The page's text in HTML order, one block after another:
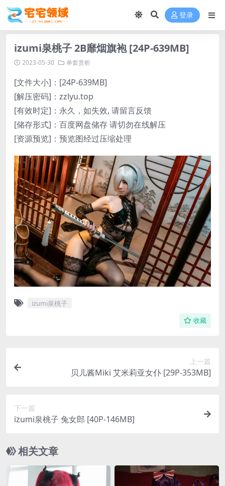
登录
izumi泉桃子 2B靡烟旗袍 [24P-639MB]
2023-05-30 单套赏析
[文件大小]：[24P-639MB]
[解压密码]：zzlyu.top
[有效时定]：永久，如失效, 请留言反馈
[储存形式]：百度网盘储存 请切勿在线解压
[资源预览]：预览图经过压缩处理
izumi泉桃子
收藏
上一篇
贝儿酱Miki 艾米莉亚女仆 [29P-353MB]
下一篇
izumi泉桃子 兔女郎 [40P-146MB]
相关文章